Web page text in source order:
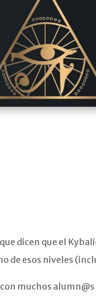
dicen que el
de esos niveles
muchos